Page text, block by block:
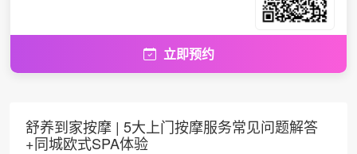
立即预约
舒养到家按摩 | 5大上门按摩服务常见问题解答
+同城欧式SPA体验